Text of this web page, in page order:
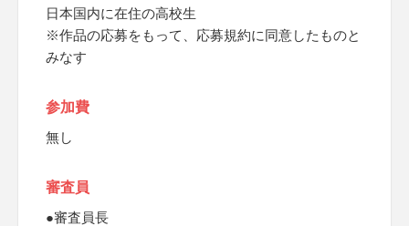
日本国内に在住の高校生
※作品の応募をもって、応募規約に同意したものと
みなす
参加費
無し
審査員
●審査員長